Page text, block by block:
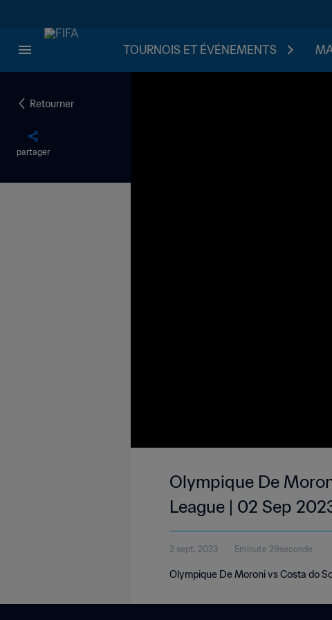
TOURNOIS ET ÉVÉNEMENTS
Retourner
partager
Olympique De
League | 02 Sep
2 sept. 2023 5minute 29seconde
Olympique De Moroni vs Costa do